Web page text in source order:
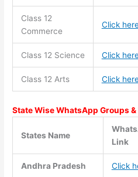
Class 12
Commerce
Click
Class 12 Science Click
Class 12 Arts Click
State Wise WhatsApp Groups
States Name
Link
Andhra Pradesh Click